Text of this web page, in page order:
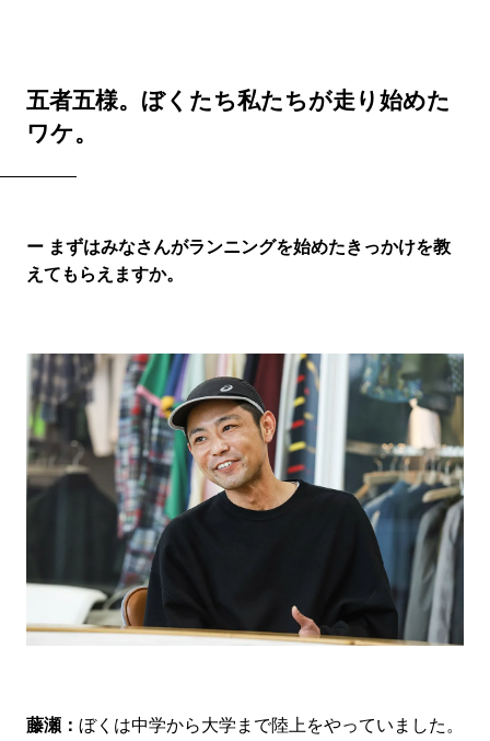
五者五様。ぼくたち私たちが走り始めた
ワケ。
ー まずはみなさんがランニングを始めたきっかけを教
えてもらえますか。
藤瀬： ぼくは中学から大学まで陸上をやっていました。